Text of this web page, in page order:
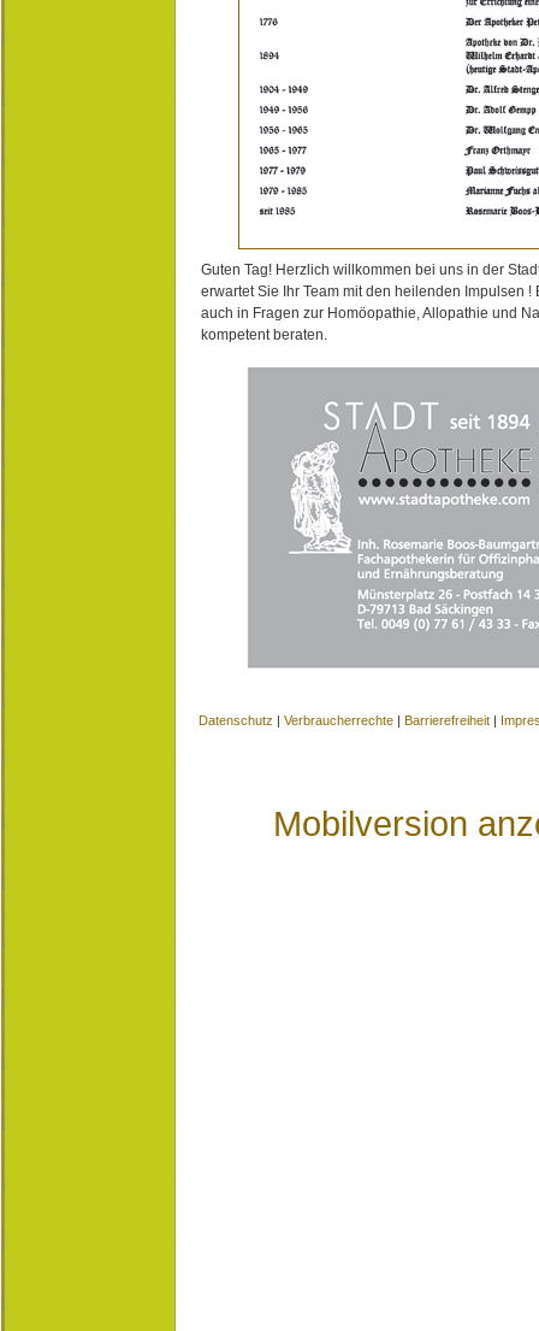
Guten Tag! Herzlich willkommen bei uns in der
erwartet Sie Ihr Team mit den heilenden Impulsen !
auch in Fragen zur Homöopathie, Allopathie und
kompetent beraten.
Datenschutz | Verbraucherrechte | Barrierefreiheit |
Mobilversion